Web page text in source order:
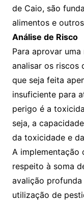
de Caio, são
alimentos e
Análise de Risco
Para aprovar
analisar os riscos
que seja feita
insuficiente para
perigo é a
seja, a
da toxicidade e
A implementação
respeito à soma
avalição
utilização de